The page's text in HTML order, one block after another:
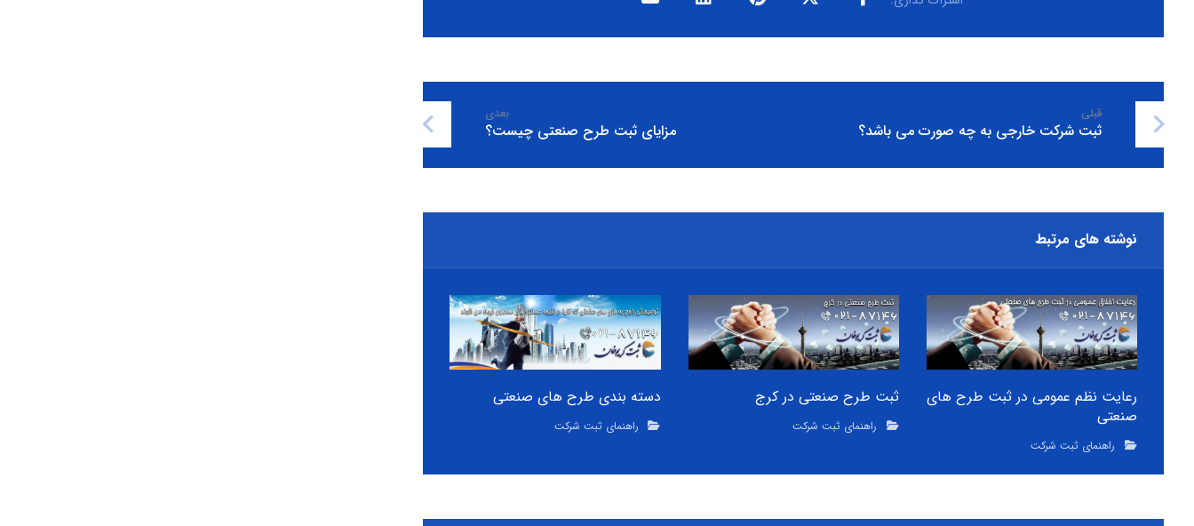
قبلی
ثبت شرکت خارجی به چه صورت می باشد؟
بعدی
مزایای ثبت طرح صنعتی چیست؟
نوشته های مرتبط
رعایت نظم عمومی در ثبت طرح های
صنعتی
راهنمای ثبت شرکت
ثبت طرح صنعتی در کرج
راهنمای ثبت شرکت
دسته بندی طرح های صنعتی
راهنمای ثبت شرکت